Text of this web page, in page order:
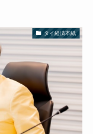
タイ経済本紙